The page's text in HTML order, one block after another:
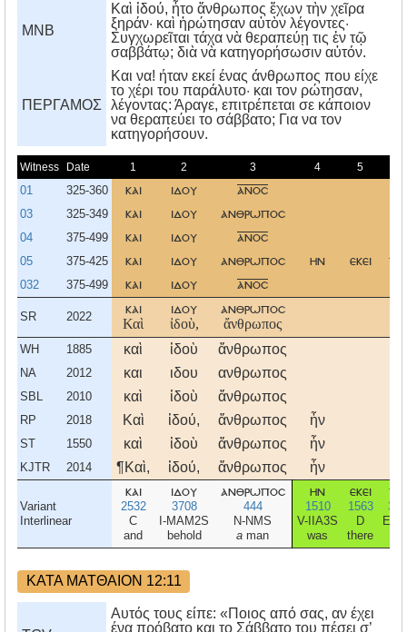
MNB
Καὶ ἰδού, ἦτο ἄνθρωπος ἔχων τὴν χεῖρα
ξηράν· καὶ ἠρώτησαν αὐτὸν λέγοντες·
Συγχωρεῖται τάχα νὰ θεραπεύῃ τις ἐν τῷ
σαββάτῳ; διὰ νὰ κατηγορήσωσιν αὐτόν.
ΠΕΡΓΑΜΟΣ
Kαι να! ήταν εκεί ένας άνθρωπος που είχε
το χέρι του παράλυτο· και τον ρώτησαν,
λέγοντας: Άραγε, επιτρέπεται σε κάποιον
να θεραπεύει το σάββατο; Για να τον
κατηγορήσουν.
Witness Date 1 2 3 4 5
01 325-360 και ιδου ανοσ
03 325-349 και ιδου ανθρωποσ
04 375-499 και ιδου ανοσ
05 375-425 και ιδου ανθρωποσ ην εκει
032 375-499 και ιδου ανοσ
SR 2022
και
Καὶ
ιδου
ἰδοὺ,
ανθρωποσ
ἄνθρωπος
WH 1885 καὶ ἰδοὺ ἄνθρωπος
NA 2012 και ιδου ανθρωπος
SBL 2010 καὶ ἰδοὺ ἄνθρωπος
RP 2018 Καὶ ἰδού, ἄνθρωπος ἦν
ST 1550 καὶ ἰδοὺ ἄνθρωπος ἦν
KJTR 2014 ¶Καὶ, ἰδού, ἄνθρωπος ἦν
Variant
Interlinear
και
2532
C
and
ιδου
3708
I-MAM2S
behold
ανθρωποσ
444
N-NMS
a man
ην
1510
V-IIA3S
was
εκει
1563
D
there
E-
ΚΑΤΑ ΜΑΤΘΑΙΟΝ 12:11
Αυτός τους είπε: «Ποιος από σας, αν έχει
ένα πρόβατο και το Σάββατο του πέσει σ’